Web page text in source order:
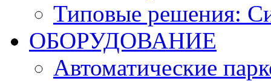
Типовые решения:
ОБОРУДОВАНИЕ
Автоматические